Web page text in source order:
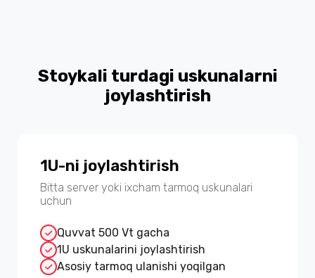
Stoykali turdagi uskunalarni
joylashtirish
1U-ni joylashtirish
Bitta server yoki ixcham tarmoq uskunalari
uchun
Quvvat 500 Vt gacha
1U uskunalarini joylashtirish
Asosiy tarmoq ulanishi yoqilgan